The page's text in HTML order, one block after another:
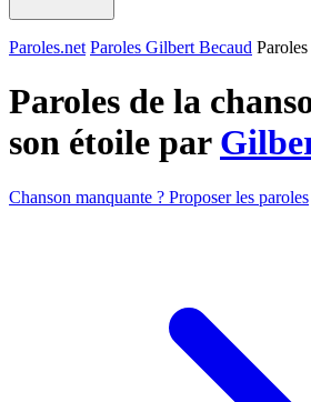
Paroles.net Paroles Gilbert Becaud
Paroles de la
son étoile par
Chanson manquante ? Proposer les paroles